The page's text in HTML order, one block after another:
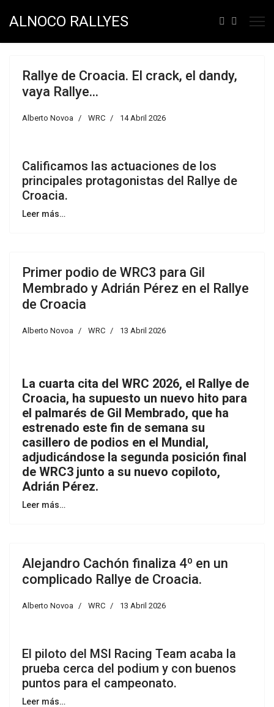
ALNOCO RALLYES
Rallye de Croacia. El crack, el dandy,
vaya Rallye...
Alberto Novoa WRC 14 Abril 2026
Calificamos las actuaciones de los
principales protagonistas del Rallye de
Croacia.
Leer más…
Primer podio de WRC3 para Gil
Membrado y Adrián Pérez en el Rallye
de Croacia
Alberto Novoa WRC 13 Abril 2026
La cuarta cita del WRC 2026, el Rallye de
Croacia, ha supuesto un nuevo hito para
el palmarés de Gil Membrado, que ha
estrenado este fin de semana su
casillero de podios en el Mundial,
adjudicándose la segunda posición final
de WRC3 junto a su nuevo copiloto,
Adrián Pérez.
Leer más…
Alejandro Cachón finaliza 4º en un
complicado Rallye de Croacia.
Alberto Novoa WRC 13 Abril 2026
El piloto del MSI Racing Team acaba la
prueba cerca del podium y con buenos
puntos para el campeonato.
Leer más…